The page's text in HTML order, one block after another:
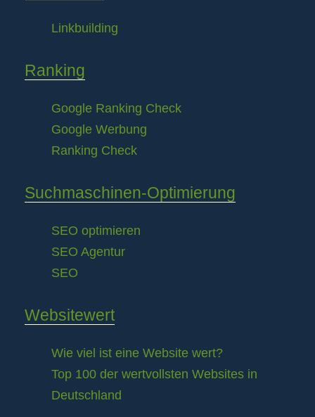
Linkbuilding
Ranking
Google Ranking Check
Google Werbung
Ranking Check
Suchmaschinen-Optimierung
SEO optimieren
SEO Agentur
SEO
Websitewert
Wie viel ist eine Website wert?
Top 100 der wertvollsten Websites in
Deutschland